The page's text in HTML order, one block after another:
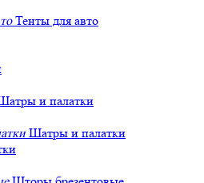
Тенты для авто
и палатки
Шатры и палатки